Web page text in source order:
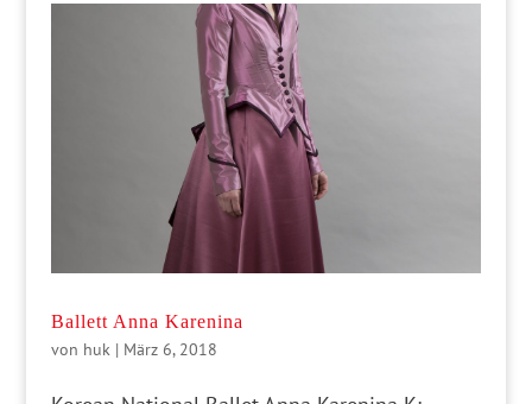
Ballett Anna Karenina
von huk | März 6, 2018